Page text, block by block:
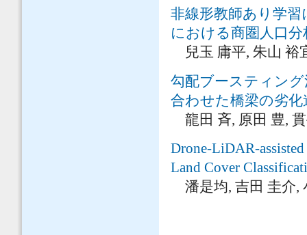
非線形教師あり学
における商圏人口分
兒玉 庸平, 朱山 裕
勾配ブースティン
合わせた橋梁の劣化
龍田 斉, 原田 豊,
Drone-LiDAR-
Land Cover
潘是均, 吉田 圭介,